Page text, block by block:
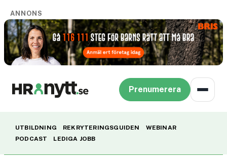
ANNONS
Prenumerera
UTBILDNING REKRYTERINGSGUIDEN
WEBINAR
PODCAST
LEDIGA JOBB